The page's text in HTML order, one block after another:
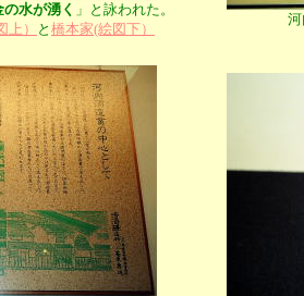
水が湧く 」と詠われた。
）
と 橋本家(絵図下）